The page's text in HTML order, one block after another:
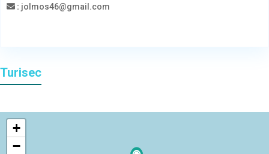
: jolmos46@gmail.com
Turisec
+
−